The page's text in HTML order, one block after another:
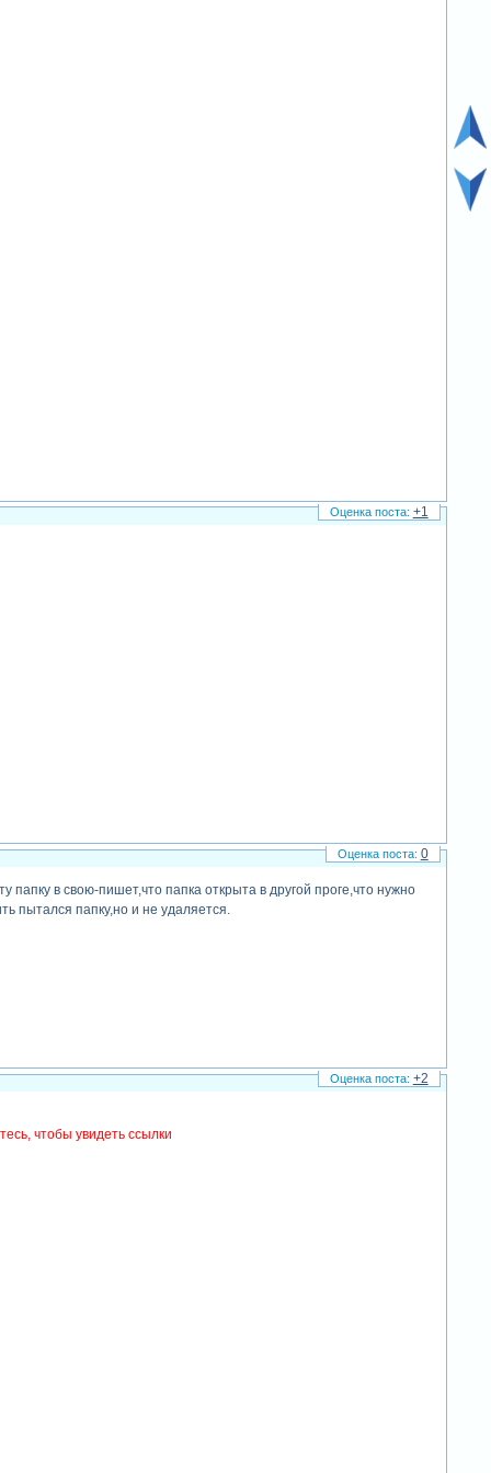
+1
в свою-пишет,что папка открыта в другой проге,что нужно
пытался папку,но и не удаляется.
0
чтобы увидеть ссылки
+2